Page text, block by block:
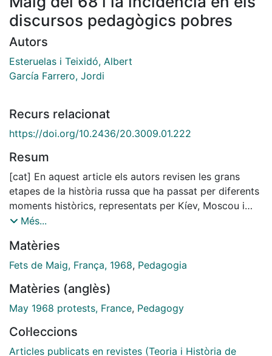
discursos pedagògics pobres
Autors
Esteruelas i Teixidó, Albert
García Farrero, Jordi
Recurs relacionat
https://doi.org/10.2436/20.3009.01.222
Resum
[cat] En aquest article els autors revisen les grans
etapes de la història russa que ha passat per diferents
moments històrics, representats per Kíev, Moscou i
Sant Petersburg, en un procés de llarga durada en què
l'occidentalització i l'afirmació eslava. Altrament,
aquesta dinàmica es va fer evident a partir de la
(1854-56), que va comportar la derrota russa i una
afirmació de la seva idiosincràsia, per la qual cosa es
literatura, que va generar un renaixement espiritual
(Soloviov, Berdiàiev). Amb tot, la Revolució que va
Més...
Matèries
Fets de Maig, França, 1968, Pedagogia
Matèries (anglès)
May 1968 protests, France, Pedagogy
Col·leccions
Articles publicats en revistes (Teoria i Història de